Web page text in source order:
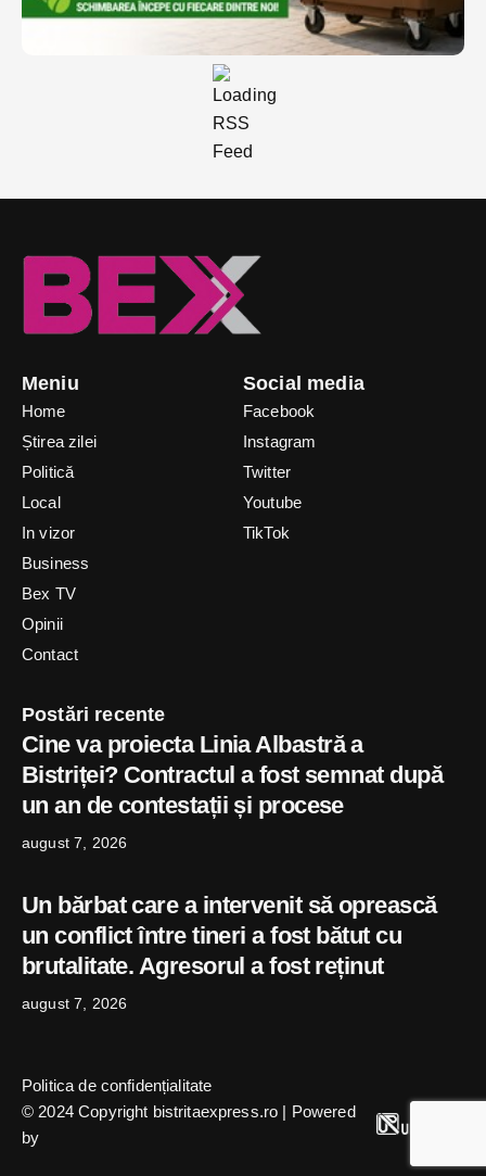
Meniu
Home
Știrea zilei
Politică
Local
In vizor
Business
Bex TV
Opinii
Contact
Social media
Facebook
Instagram
Twitter
Youtube
TikTok
Postări recente
Cine va proiecta Linia Albastră a
Bistriței? Contractul a fost semnat după
un an de contestații și procese
august 7, 2026
Un bărbat care a intervenit să oprească
un conflict între tineri a fost bătut cu
brutalitate. Agresorul a fost reținut
august 7, 2026
© 2024 Copyright bistritaexpress.ro | Powered
by
Politica de confidențialitate